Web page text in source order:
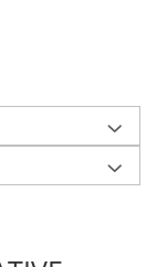
va pierde
in pentru a
elementele de